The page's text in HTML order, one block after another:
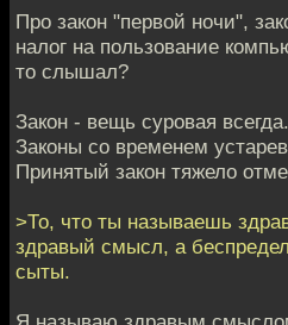
Про закон "первой ночи",
налог на пользование
то слышал?
Закон - вещь суровая всегда.
Законы со временем
Принятый закон тяжело
>То, что ты называешь
здравый смысл, а
сыты.